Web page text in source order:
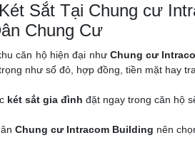
Sắt Tại Chung cư
Chung Cư
căn hộ hiện đại như Chung cư
như sổ đỏ, hợp đồng, tiền mặt hay
két sắt gia đình đặt ngay trong căn hộ
Chung cư Intracom Building nên